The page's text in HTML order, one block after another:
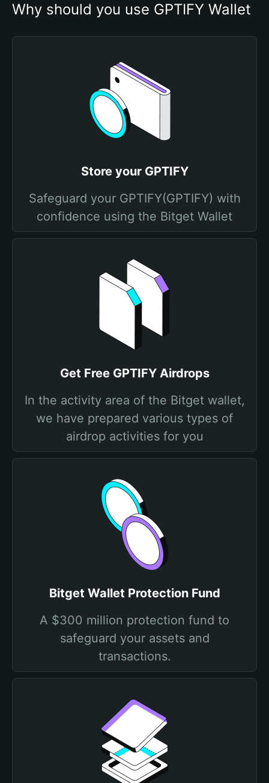
Why should you use GPTIFY Wallet
Store your GPTIFY
Safeguard your GPTIFY(GPTIFY) with
confidence using the Bitget Wallet
Get Free GPTIFY Airdrops
In the activity area of the Bitget wallet,
we have prepared various types of
airdrop activities for you
Bitget Wallet Protection Fund
A $300 million protection fund to
safeguard your assets and
transactions.